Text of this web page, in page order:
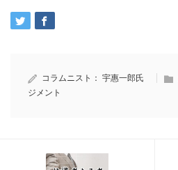
コラムニスト： 宇惠一郎氏
ジメント